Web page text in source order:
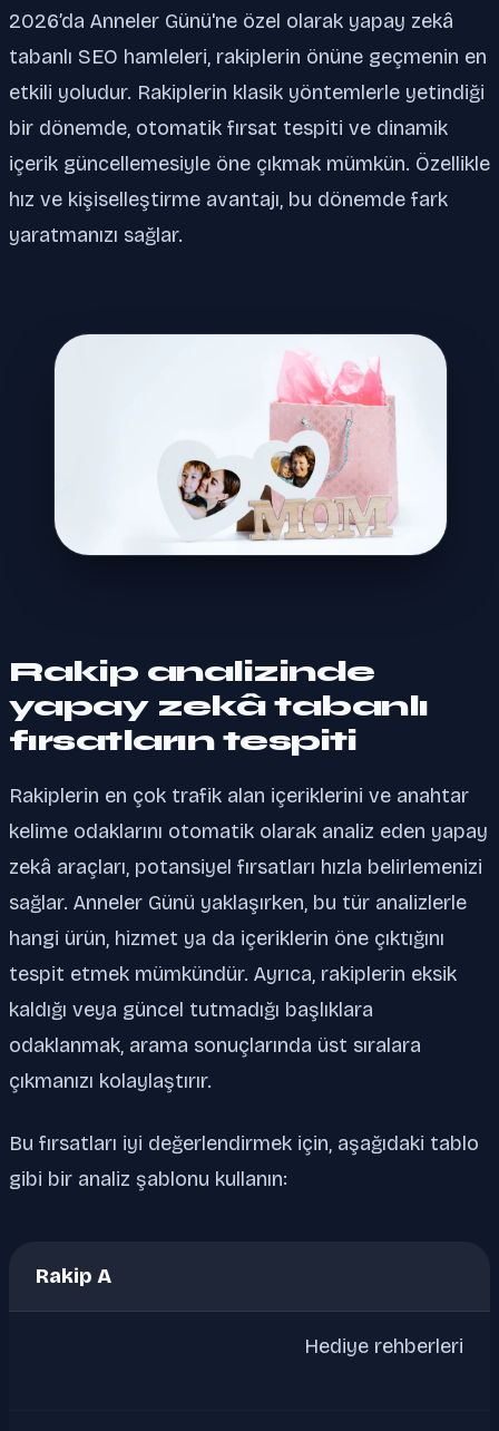
2026’da Anneler Günü'ne özel olarak yapay zekâ
tabanlı SEO hamleleri, rakiplerin önüne geçmenin en
etkili yoludur. Rakiplerin klasik yöntemlerle yetindiği
bir dönemde, otomatik fırsat tespiti ve dinamik
içerik güncellemesiyle öne çıkmak mümkün. Özellikle
hız ve kişiselleştirme avantajı, bu dönemde fark
yaratmanızı sağlar.
Rakip analizinde
yapay zekâ tabanlı
fırsatların tespiti
Rakiplerin en çok trafik alan içeriklerini ve anahtar
kelime odaklarını otomatik olarak analiz eden yapay
zekâ araçları, potansiyel fırsatları hızla belirlemenizi
sağlar. Anneler Günü yaklaşırken, bu tür analizlerle
hangi ürün, hizmet ya da içeriklerin öne çıktığını
tespit etmek mümkündür. Ayrıca, rakiplerin eksik
kaldığı veya güncel tutmadığı başlıklara
odaklanmak, arama sonuçlarında üst sıralara
çıkmanızı kolaylaştırır.
Bu fırsatları iyi değerlendirmek için, aşağıdaki tablo
gibi bir analiz şablonu kullanın:
Rakip A
Hediye rehberleri